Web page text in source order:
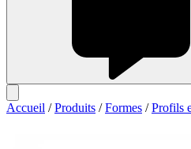
Accueil /Produits /Formes /Profils